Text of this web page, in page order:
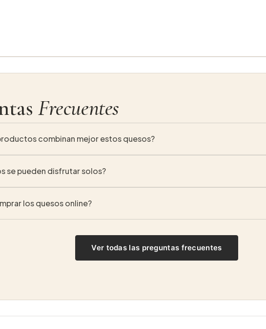
Frecuentes
combinan mejor estos quesos?
se pueden disfrutar solos?
los quesos online?
Ver todas las preguntas frecuentes